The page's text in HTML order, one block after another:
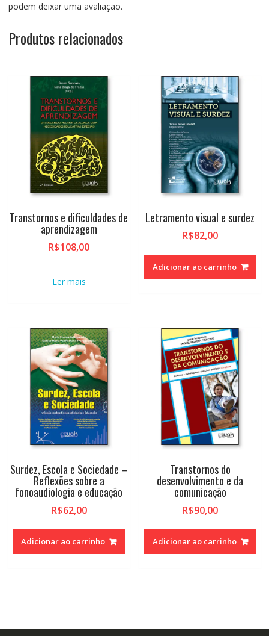
podem deixar uma avaliação.
Produtos relacionados
Transtornos e dificuldades de
aprendizagem
R$108,00
Ler mais
Letramento visual e surdez
R$82,00
Adicionar ao carrinho
Surdez, Escola e Sociedade –
Reflexões sobre a
fonoaudiologia e educação
R$62,00
Adicionar ao carrinho
Transtornos do
desenvolvimento e da
comunicação
R$90,00
Adicionar ao carrinho